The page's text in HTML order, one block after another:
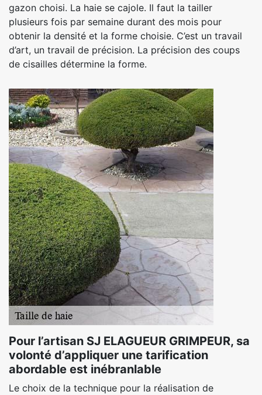
gazon choisi. La haie se cajole. Il faut la tailler
plusieurs fois par semaine durant des mois pour
obtenir la densité et la forme choisie. C’est un travail
d’art, un travail de précision. La précision des coups
de cisailles détermine la forme.
Pour l’artisan SJ ELAGUEUR GRIMPEUR, sa
volonté d’appliquer une tarification
abordable est inébranlable
Le choix de la technique pour la réalisation de